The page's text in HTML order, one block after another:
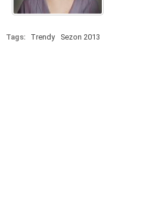
Tags: Trendy Sezon 2013